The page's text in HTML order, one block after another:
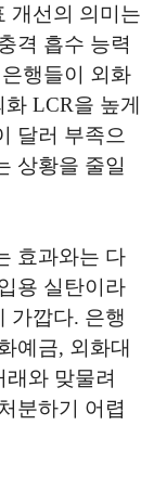
개선의 의미는
격 흡수 능력
행들이 외화
LCR을 높게
달러 부족으
상황을 줄일
효과와는 다
용 실탄이라
가깝다. 은행
예금, 외화대
와 맞물려
분하기 어렵